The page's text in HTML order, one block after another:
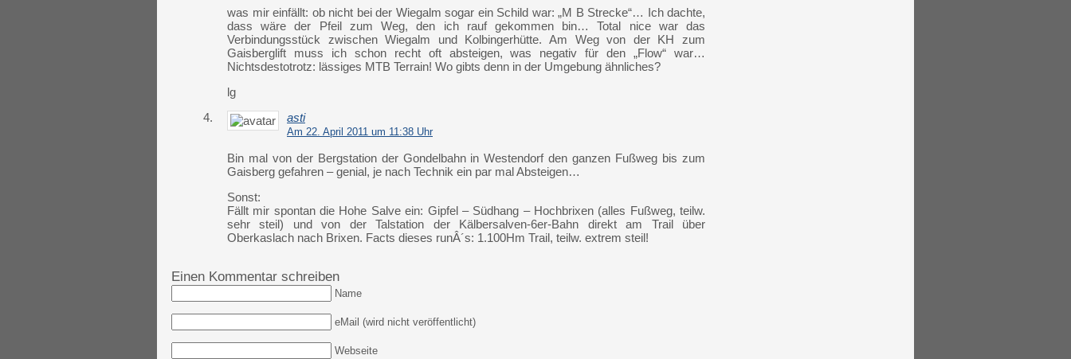
was mir einfällt: ob nicht bei der Wiegalm sogar ein Schild war: „M B Strecke“… Ich dachte,
dass wäre der Pfeil zum Weg, den ich rauf gekommen bin… Total nice war das
Verbindungsstück zwischen Wiegalm und Kolbingerhütte. Am Weg von der KH zum
Gaisberglift muss ich schon recht oft absteigen, was negativ für den „Flow“ war…
Nichtsdestotrotz: lässiges MTB Terrain! Wo gibts denn in der Umgebung ähnliches?
lg
4.
asti
Am 22. April 2011 um 11:38 Uhr
Bin mal von der Bergstation der Gondelbahn in Westendorf den ganzen Fußweg bis zum
Gaisberg gefahren – genial, je nach Technik ein par mal Absteigen…
Sonst:
Fällt mir spontan die Hohe Salve ein: Gipfel – Südhang – Hochbrixen (alles Fußweg, teilw.
sehr steil) und von der Talstation der Kälbersalven-6er-Bahn direkt am Trail über
Oberkaslach nach Brixen. Facts dieses runÂ´s: 1.100Hm Trail, teilw. extrem steil!
Einen Kommentar schreiben
Name
eMail (wird nicht veröffentlicht)
Webseite